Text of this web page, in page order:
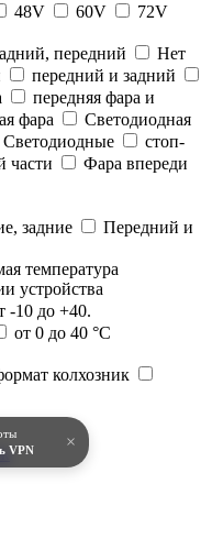
VPN ×
48V 60V
72V
передний
Нет
передний и задний
передняя фара и
фара
Светодиодная
Светодиодные
стоп-
части
Фара впереди
задние
Передний и
температура
устройства
-10 до +40.
от 0 до 40 °C
колхозник